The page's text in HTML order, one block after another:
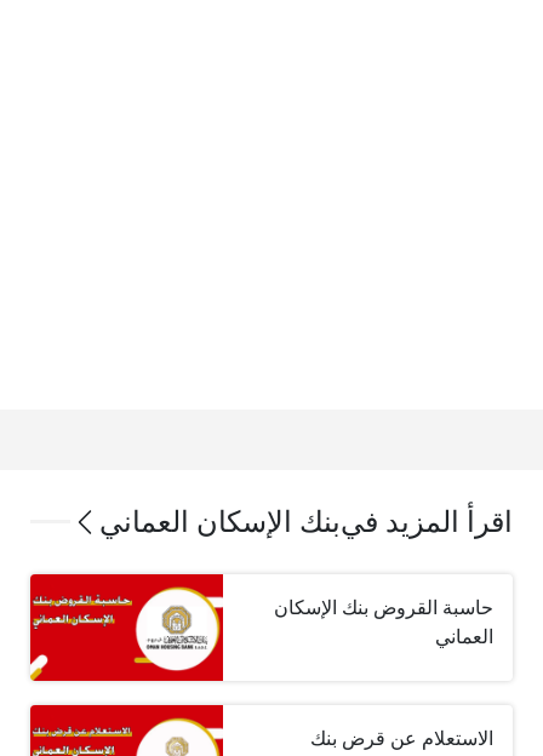
اقرأ المزيد فيبنك الإسكان العماني
حاسبة القروض بنك الإسكان
العماني
الاستعلام عن قرض بنك